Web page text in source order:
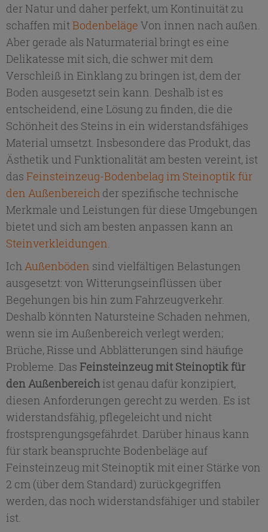
der Natur und daher perfekt, um Kontinuität zu
schaffen mitBodenbeläge Von innen nach außen.
Aber gerade als Naturmaterial bringt es eine
Delikatesse mit sich, die schwer mit dem
Verschleiß in Einklang zu bringen ist, dem der
Boden ausgesetzt sein kann. Deshalb ist es
entscheidend, eine Lösung zu finden, die die
Schönheit des Steins in ein widerstandsfähiges
Material umsetzt. Insbesondere das Produkt, das
Ästhetik und Funktionalität am besten vereint, ist
das Feinsteinzeug-Bodenbelag im Steinoptik für
den Außenbereich der spezifische technische
Merkmale und Leistungen für diese Umgebungen
bietet und sich am besten anpassen kann an
Steinverkleidungen.
IchAußenböden sind vielfältigen Belastungen
ausgesetzt: von Witterungseinflüssen über
Begehungen bis hin zum Fahrzeugverkehr.
Deshalb könnten Natursteine Schaden nehmen,
wenn sie im Außenbereich verlegt werden;
Brüche, Risse und Abblätterungen sind häufige
Probleme. Das Feinsteinzeug mit Steinoptik für
den Außenbereichist genau dafür konzipiert,
diesen Anforderungen gerecht zu werden. Es ist
widerstandsfähig, pflegeleicht und nicht
frostsprengungsgefährdet. Darüber hinaus kann
für stark beanspruchte Bodenbeläge auf
Feinsteinzeug mit Steinoptik mit einer Stärke von
2 cm (über dem Standard) zurückgegriffen
werden, das noch widerstandsfähiger und stabiler
ist.